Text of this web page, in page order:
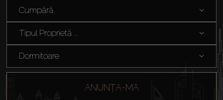
Off-Plan
Agenți
About Us
Cumpără
Tipul Proprietă ...
Dormitoare
ANUNȚA-MA